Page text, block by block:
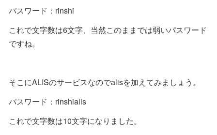
パスワード：rinshi
これで文字数は6文字、当然このままでは弱いパスワード
ですね。
そこにALISのサービスなのでalisを加えてみましょう。
パスワード：rinshialis
これで文字数は10文字になりました。